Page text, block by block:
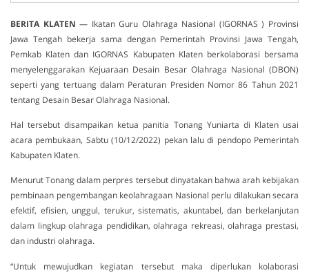
BERITA KLATEN — Ikatan Guru Olahraga Nasional (IGORNAS ) Provinsi
Jawa Tengah bekerja sama dengan Pemerintah Provinsi Jawa Tengah,
Pemkab Klaten dan IGORNAS Kabupaten Klaten berkolaborasi bersama
menyelenggarakan Kejuaraan Desain Besar Olahraga Nasional (DBON)
seperti yang tertuang dalam Peraturan Presiden Nomor 86 Tahun 2021
tentang Desain Besar Olahraga Nasional.
Hal tersebut disampaikan ketua panitia Tonang Yuniarta di Klaten usai
acara pembukaan, Sabtu (10/12/2022) pekan lalu di pendopo Pemerintah
Kabupaten Klaten.
Menurut Tonang dalam perpres tersebut dinyatakan bahwa arah kebijakan
pembinaan pengembangan keolahragaan Nasional perlu dilakukan secara
efektif, efisien, unggul, terukur, sistematis, akuntabel, dan berkelanjutan
dalam lingkup olahraga pendidikan, olahraga rekreasi, olahraga prestasi,
dan industri olahraga.
“Untuk mewujudkan kegiatan tersebut maka diperlukan kolaborasi